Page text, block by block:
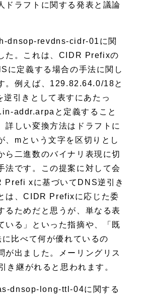
ドラフトに関する発表と議論
dnsop-revdns-cidr-01に関
た。これは、CIDR Prefixの
に定義する場合の手法に関し
。例えば、129.82.64.0/18と
引きとして表すにあたっ
addr.arpaと定義すること
詳しい変換方法はドラフトに
、mという文字を区切りとし
ら二進数のバイナリ表現に切
法です。この提案に対して会
Prefi xに基づいてDNS逆引き
は、CIDR Prefixに応じた委
るためだと思うが、単なる表
いる」といった指摘や、「既
比べて何が優れているの
が出ました。メーリングリス
き継がれると思われます。
dnsop-long-ttl-04に関する